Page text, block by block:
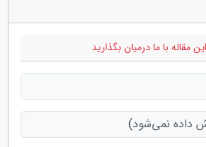
مقاله با ما درمیان بگذارید